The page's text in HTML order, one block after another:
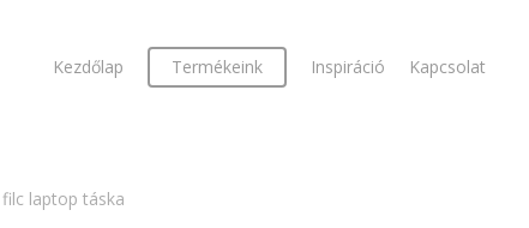
Kezdőlap Termékeink Inspiráció Kapcsolat
filc laptop táska